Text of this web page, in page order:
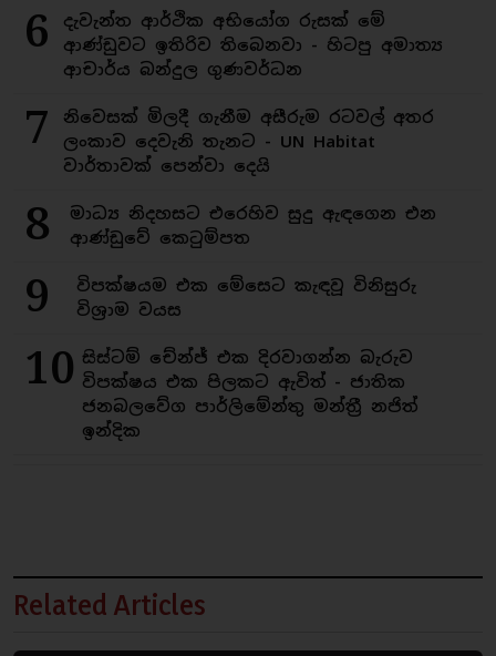
6
දැවැන්ත ආර්ථික අභියෝග රුසක් මේ
ආණ්ඩුවට ඉතිරිව තිබෙනවා - හිටපු අමාත්‍ය
ආචාර්ය බන්දුල ගුණවර්ධන
7
නිවෙසක් මිලදී ගැනීම අසීරුම රටවල් අතර
ලංකාව දෙවැනි තැනට - UN Habitat
වාර්තාවක් පෙන්වා දෙයි
8
මාධ්‍ය නිදහසට එරෙහිව සුදු ඇඳගෙන එන
ආණ්ඩුවේ කෙටුම්පත
9
විපක්ෂයම එක මේසෙට කැඳවූ විනිසුරු
විශ්‍රාම වයස
10 සිස්ටම් චේන්ජ් එක දිරවාගන්න බැරුව
විපක්ෂය එක පිලකට ඇවිත් - ජාතික
ජනබලවේග පාර්ලිමේන්තු මන්ත්‍රී නජිත්
ඉන්දික
Related Articles